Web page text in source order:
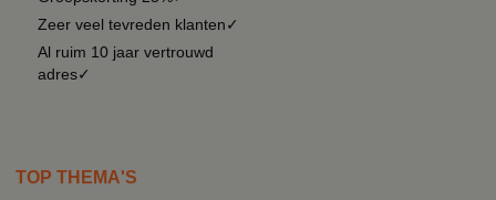
Zeer veel tevreden klanten✓
Al ruim 10 jaar vertrouwd
adres✓
TOP THEMA'S